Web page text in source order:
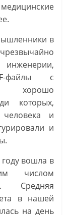
в
инженерии,
файлы с
хорошо
которых,
и
и
вошла в
числом
Средняя
в нашей
на день